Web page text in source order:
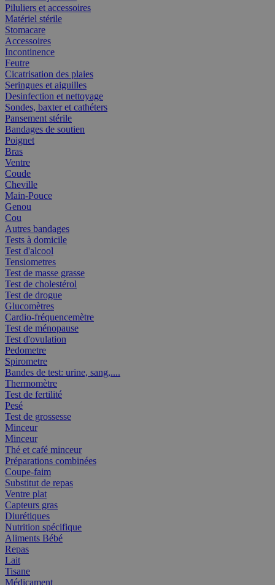
Piluliers et accessoires
Matériel stérile
Stomacare
Accessoires
Incontinence
Feutre
Cicatrisation des plaies
Seringues et aiguilles
Desinfection et nettoyage
Sondes, baxter et cathéters
Pansement stérile
Bandages de soutien
Poignet
Bras
Ventre
Coude
Cheville
Main-Pouce
Genou
Cou
Autres bandages
Tests à domicile
Test d'alcool
Tensiometres
Test de masse grasse
Test de cholestérol
Test de drogue
Glucomètres
Cardio-fréquencemètre
Test de ménopause
Test d'ovulation
Pedometre
Spirometre
Bandes de test: urine, sang,....
Thermomètre
Test de fertilité
Pesé
Test de grossesse
Minceur
Minceur
Thé et café minceur
Préparations combinées
Coupe-faim
Substitut de repas
Ventre plat
Capteurs gras
Diurétiques
Nutrition spécifique
Aliments Bébé
Repas
Lait
Tisane
Médicament